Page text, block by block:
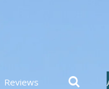
Reviews